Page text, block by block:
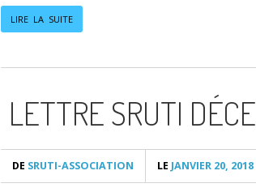
LIRE LA SUITE
LETTRE SRUTI
DE SRUTI-ASSOCIATION LE JANVIER 20, 2018